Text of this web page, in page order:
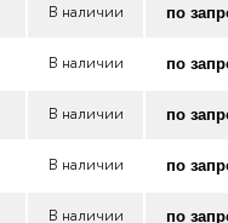
В наличии по
В наличии по
В наличии по
В наличии по
В наличии по